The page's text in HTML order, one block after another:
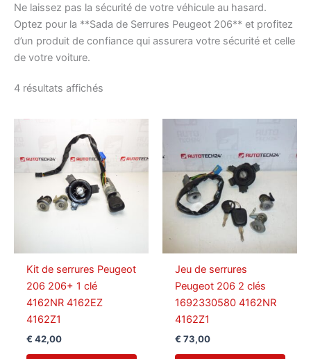
Ne laissez pas la sécurité de votre véhicule au hasard.
Optez pour la **Sada de Serrures Peugeot 206** et profitez
d’un produit de confiance qui assurera votre sécurité et celle
de votre voiture.
4 résultats affichés
Kit de serrures Peugeot
206 206+ 1 clé
4162NR 4162EZ
4162Z1
€ 42,00
Jeu de serrures
Peugeot 206 2 clés
1692330580 4162NR
4162Z1
€ 73,00